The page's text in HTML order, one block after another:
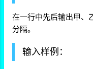
在一行中先后输出甲、
分隔。
输入样例：